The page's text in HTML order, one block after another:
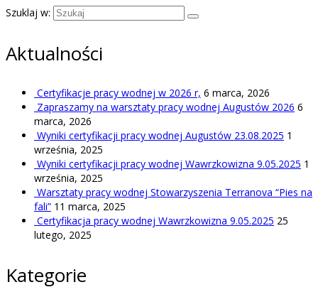
Szuklaj w:
Aktualności
Certyfikacje pracy wodnej w 2026 r, 6 marca, 2026
Zapraszamy na warsztaty pracy wodnej Augustów 2026 6
marca, 2026
Wyniki certyfikacji pracy wodnej Augustów 23.08.2025 1
września, 2025
Wyniki certyfikacji pracy wodnej Wawrzkowizna 9.05.2025 1
września, 2025
Warsztaty pracy wodnej Stowarzyszenia Terranova “Pies na
fali” 11 marca, 2025
Certyfikacja pracy wodnej Wawrzkowizna 9.05.2025 25
lutego, 2025
Kategorie